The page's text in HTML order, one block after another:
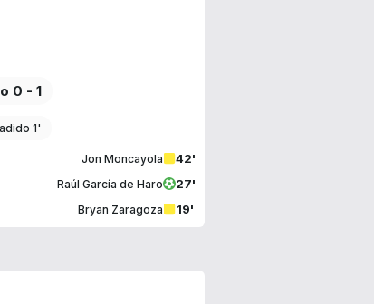
0 - 1
1'
42'
Jon Moncayola
27'
Raúl García de Haro
19'
Bryan Zaragoza